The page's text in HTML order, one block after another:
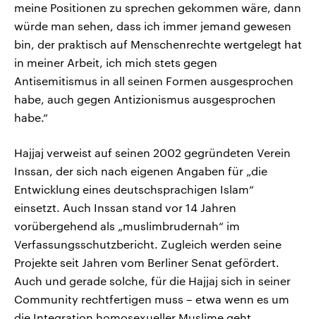
meine Positionen zu sprechen gekommen wäre, dann
würde man sehen, dass ich immer jemand gewesen
bin, der praktisch auf Menschenrechte wertgelegt hat
in meiner Arbeit, ich mich stets gegen
Antisemitismus in all seinen Formen ausgesprochen
habe, auch gegen Antizionismus ausgesprochen
habe.“
Hajjaj verweist auf seinen 2002 gegründeten Verein
Inssan, der sich nach eigenen Angaben für „die
Entwicklung eines deutschsprachigen Islam“
einsetzt. Auch Inssan stand vor 14 Jahren
vorübergehend als „muslimbrudernah“ im
Verfassungsschutzbericht. Zugleich werden seine
Projekte seit Jahren vom Berliner Senat gefördert.
Auch und gerade solche, für die Hajjaj sich in seiner
Community rechtfertigen muss – etwa wenn es um